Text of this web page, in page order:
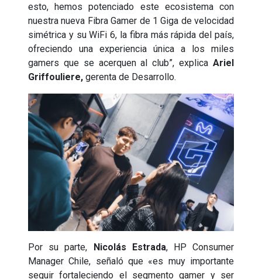
esto, hemos potenciado este ecosistema con
nuestra nueva Fibra Gamer de 1 Giga de velocidad
simétrica y su WiFi 6, la fibra más rápida del país,
ofreciendo una experiencia única a los miles
gamers que se acerquen al club”, explica Ariel
Griffouliere, gerenta de Desarrollo.
Por su parte, Nicolás Estrada, HP Consumer
Manager Chile, señaló que «es muy importante
seguir fortaleciendo el segmento gamer y ser